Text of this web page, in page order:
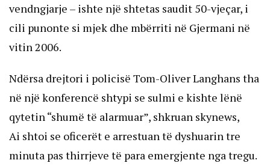
vendngjarje – ishte një shtetas saudit 50-vjeçar, i
cili punonte si mjek dhe mbërriti në Gjermani në
vitin 2006.
Ndërsa drejtori i policisë Tom-Oliver Langhans tha
në një konferencë shtypi se sulmi e kishte lënë
qytetin “shumë të alarmuar”, shkruan skynews,
Ai shtoi se oficerët e arrestuan të dyshuarin tre
minuta pas thirrjeve të para emergjente nga tregu.